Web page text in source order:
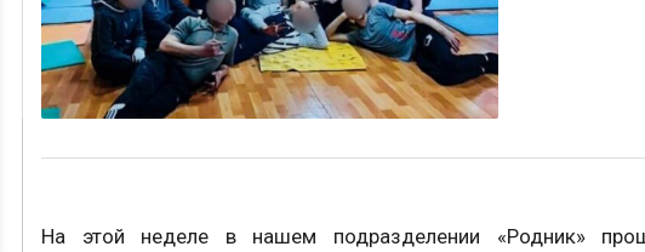
На этой неделе в нашем подразделении «Родник»